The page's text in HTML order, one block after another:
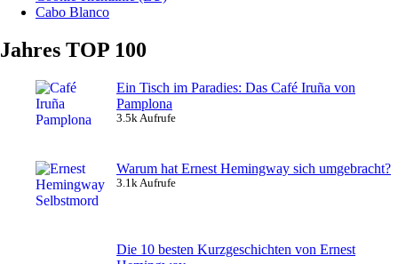
Cabo Blanco
Jahres TOP 100
Ein Tisch im Paradies: Das Café Iruña von
Pamplona
3.5k Aufrufe
Warum hat Ernest Hemingway sich umgebracht?
3.1k Aufrufe
Die 10 besten Kurzgeschichten von Ernest